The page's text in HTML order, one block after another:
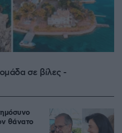
σε βίλες -
θάνατο